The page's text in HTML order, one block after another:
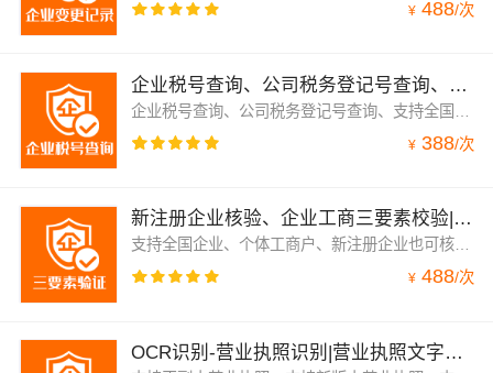
¥ 488/次
企业税号查询、公司税务登记号查询、支持全国企业和个体工商户
¥ 388/次
新注册企业核验、企业工商三要素校验|企业工商三要素验证|企业三要素数据|公司三要素核验|全国企业公司信息...
支持全国企业、个体工商户、新注册企业也可核验、企业工商信息核验|企业工商三要素校验|企业工商二要素校验|企业工商四要素校验|全国企业核验查询、支持法人姓名、企业公司名称、社会信用代码、注册号快速核验；支持法人+企业名称二要素验证、支持公司名称+注册号+信用代码验证、支持高并发、快速响应、量大可包年包月
¥ 488/次
OCR识别-营业执照识别|营业执照文字识别|营业执照验证|营业执照OCR识别-支持正副本、新、旧版企业和个体...